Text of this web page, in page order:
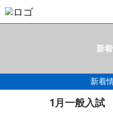
新
新着
1月一般入試